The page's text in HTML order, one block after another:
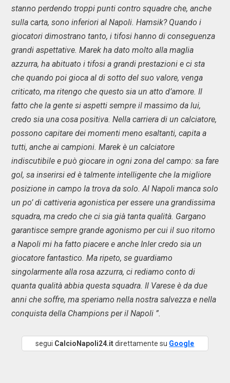
stanno perdendo troppi punti contro squadre che, anche
sulla carta, sono inferiori al Napoli. Hamsik? Quando i
giocatori dimostrano tanto, i tifosi hanno di conseguenza
grandi aspettative. Marek ha dato molto alla maglia
azzurra, ha abituato i tifosi a grandi prestazioni e ci sta
che quando poi gioca al di sotto del suo valore, venga
criticato, ma ritengo che questo sia un atto d’amore. Il
fatto che la gente si aspetti sempre il massimo da lui,
credo sia una cosa positiva. Nella carriera di un calciatore,
possono capitare dei momenti meno esaltanti, capita a
tutti, anche ai campioni. Marek è un calciatore
indiscutibile e può giocare in ogni zona del campo: sa fare
gol, sa inserirsi ed è talmente intelligente che la migliore
posizione in campo la trova da solo. Al Napoli manca solo
un po’ di cattiveria agonistica per essere una grandissima
squadra, ma credo che ci sia già tanta qualità. Gargano
garantisce sempre grande agonismo per cui il suo ritorno
a Napoli mi ha fatto piacere e anche Inler credo sia un
giocatore fantastico. Ma ripeto, se guardiamo
singolarmente alla rosa azzurra, ci rediamo conto di
quanta qualità abbia questa squadra. Il Varese è da due
anni che soffre, ma speriamo nella nostra salvezza e nella
conquista della Champions per il Napoli ”.
segui CalcioNapoli24.itdirettamente su Google